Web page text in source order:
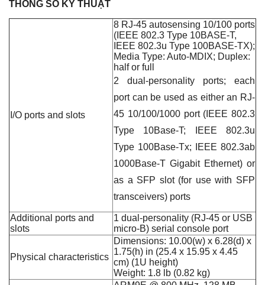
THÔNG SỐ KỸ THUẬT
I/O ports and slots
8 RJ-45 autosensing 10/100 ports
(IEEE 802.3 Type 10BASE-T,
IEEE 802.3u Type 100BASE-TX);
Media Type: Auto-MDIX; Duplex:
half or full
2 dual-personality ports; each
port can be used as either an RJ-
45 10/100/1000 port (IEEE 802.3
Type 10Base-T; IEEE 802.3u
Type 100Base-Tx; IEEE 802.3ab
1000Base-T Gigabit Ethernet) or
as a SFP slot (for use with SFP
transceivers) ports
Additional ports and
slots
1 dual-personality (RJ-45 or USB
micro-B) serial console port
Physical characteristics
Dimensions: 10.00(w) x 6.28(d) x
1.75(h) in (25.4 x 15.95 x 4.45
cm) (1U height)
Weight: 1.8 lb (0.82 kg)